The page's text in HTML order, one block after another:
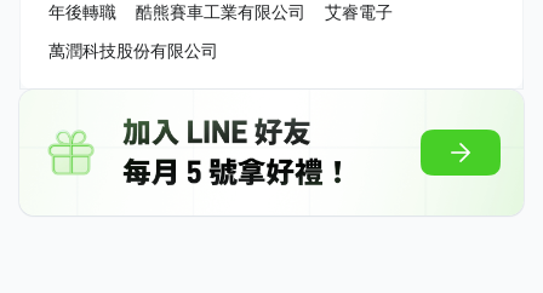
年後轉職
酷熊賽車工業有限公司
艾睿電子
萬潤科技股份有限公司